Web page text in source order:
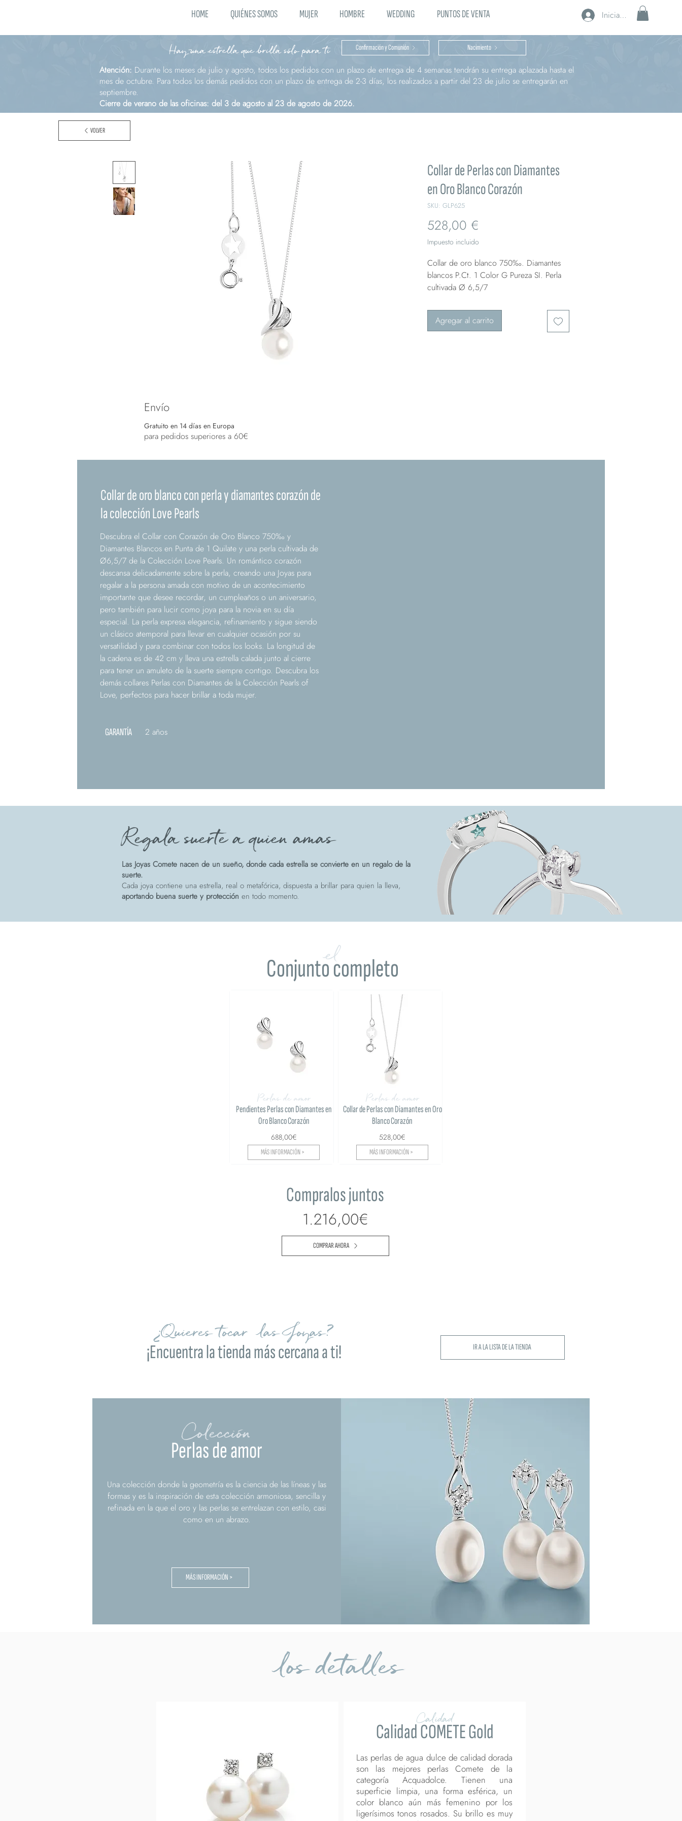
HOME QUIÉNES SOMOS MUJER HOMBRE WEDDING PUNTOS DE VENTA Iniciar sesión
Hay una estrella que brilla sólo para ti Confirmación y Comunión Nacimiento
Atención: Durante los meses de julio y agosto, todos los pedidos con un plazo de entrega de 4 semanas tendrán su entrega aplazada hasta el
mes de octubre. Para todos los demás pedidos con un plazo de entrega de 2-3 días, los realizados a partir del 23 de julio se entregarán en
septiembre.
Cierre de verano de las oficinas: del 3 de agosto al 23 de agosto de 2026.
Collar de Perlas con Diamantes
en Oro Blanco Corazón
SKU: GLP625
528,00 €
Impuesto incluido
Collar de oro blanco 750‰. Diamantes
blancos P.Ct. 1 Color G Pureza SI. Perla
cultivada Ø 6,5/7
Agregar al carrito
VOLVER
Envío
Gratuito en 14 días en Europa
para pedidos superiores a 60€
Collar de oro blanco con perla y diamantes corazón de
la colección Love Pearls
Descubra el Collar con Corazón de Oro Blanco 750‰ y
Diamantes Blancos en Punta de 1 Quilate y una perla cultivada de
Ø6,5/7 de la Colección Love Pearls. Un romántico corazón
descansa delicadamente sobre la perla, creando una Joyas para
regalar a la persona amada con motivo de un acontecimiento
importante que desee recordar, un cumpleaños o un aniversario,
pero también para lucir como joya para la novia en su día
especial. La perla expresa elegancia, refinamiento y sigue siendo
un clásico atemporal para llevar en cualquier ocasión por su
versatilidad y para combinar con todos los looks. La longitud de
la cadena es de 42 cm y lleva una estrella calada junto al cierre
para tener un amuleto de la suerte siempre contigo. Descubra los
demás collares Perlas con Diamantes de la Colección Pearls of
Love, perfectos para hacer brillar a toda mujer.
GARANTÍA 2 años
Regala suerte a quien amas
Las Joyas Comete nacen de un sueño, donde cada estrella se convierte en un regalo de la
suerte.
Cada joya contiene una estrella, real o metafórica, dispuesta a brillar para quien la lleva,
aportando buena suerte y protección en todo momento.
Conjunto completo
el
Perlas de amor
Pendientes Perlas con Diamantes en
Oro Blanco Corazón
688,00€
MÁS INFORMACIÓN >
Perlas de amor
Collar de Perlas con Diamantes en Oro
Blanco Corazón
528,00€
MÁS INFORMACIÓN >
Compralos juntos
1.216,00€
COMPRAR AHORA
¿Quieres tocar las Joyas?
¡Encuentra la tienda más cercana a ti! IR A LA LISTA DE LA TIENDA
Perlas de amor
Colección
Una colección donde la geometría es la ciencia de las líneas y las
formas y es la inspiración de esta colección armoniosa, sencilla y
refinada en la que el oro y las perlas se entrelazan con estilo, casi
como en un abrazo.
MÁS INFORMACIÓN >
los detalles
Calidad
Calidad COMETE Gold
Las perlas de agua dulce de calidad dorada
son las mejores perlas Comete de la
categoría Acquadolce. Tienen una
superficie limpia, una forma esférica, un
color blanco aún más femenino por los
ligerísimos tonos rosados. Su brillo es muy